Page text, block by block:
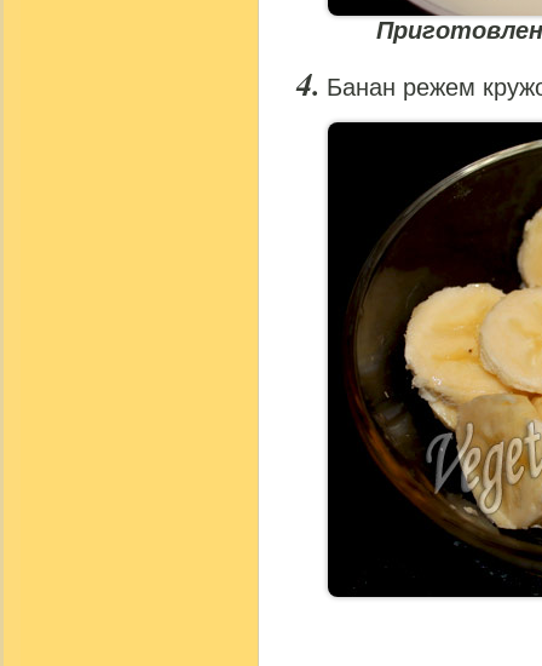
Банан режем